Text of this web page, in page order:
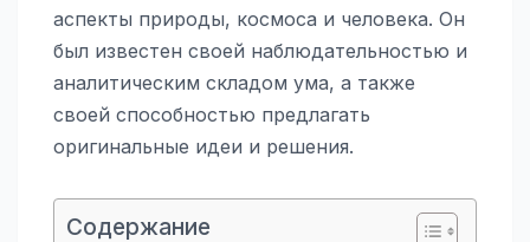
аспекты природы, космоса и человека. Он
был известен своей наблюдательностью и
аналитическим складом ума, а также
своей способностью предлагать
оригинальные идеи и решения.
Содержание